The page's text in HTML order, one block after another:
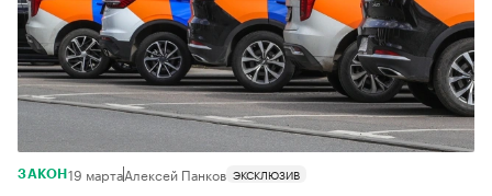
ЗАКОН 19 мартаАлексей Панков ЭКСКЛЮЗИВ